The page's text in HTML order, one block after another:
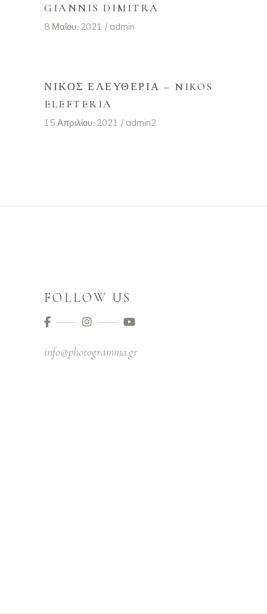
GIANNIS DIMITRA
8 Μαΐου, 2021 admin
ΝΊΚΟΣ ΕΛΕΥΘΕΡΊΑ – NIKOS
ELEFTERIA
15 Απριλίου, 2021 admin2
FOLLOW US
info@photogramma.gr